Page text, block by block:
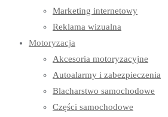
Marketing internetowy
Reklama wizualna
Motoryzacja
Akcesoria motoryzacyjne
Autoalarmy i zabezpieczenia
Blacharstwo samochodowe
Części samochodowe